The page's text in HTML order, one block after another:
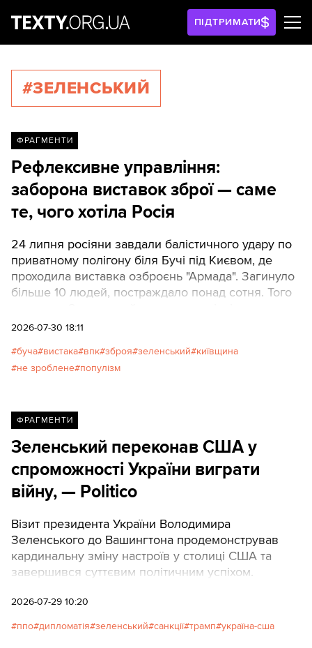
ПІДТРИМАТИ
#ЗЕЛЕНСЬКИЙ
ФРАГМЕНТИ
Рефлексивне управління:
заборона виставок зброї — саме
те, чого хотіла Росія
24 липня росіяни завдали балістичного удару по
приватному полігону біля Бучі під Києвом, де
проходила виставка озброєнь "Армада". Загинуло
більше 10 людей, постраждало понад сотня. Того
зброї під час війни проводити не можна, про це
миттєво — і саме вона, а не сама трагедія, варта
окремого розбору.
2026-07-30 18:11
буча вистака впк зброя зеленський київщина
не зроблене популізм
ФРАГМЕНТИ
Зеленський переконав США у
спроможності України виграти
війну, — Politico
Візит президента України Володимира
Зеленського до Вашингтона продемонстрував
кардинальну зміну настроїв у столиці США та
завершився суттєвим політичним успіхом.
2026-07-29 10:20
ппо дипломатія зеленський санкції трамп україна-сша